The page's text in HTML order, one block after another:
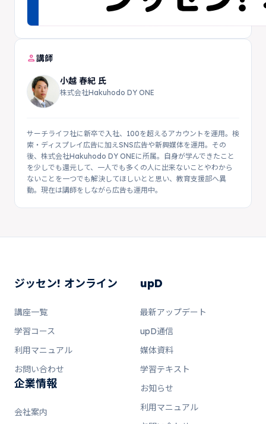
person講師
小越 春紀 氏
株式会社Hakuhodo DY ONE
サーチライフ社に新卒で入社、100を超えるアカウントを運用。検
索・ディスプレイ広告に加えSNS広告や新興媒体を運用。その
後、株式会社Hakuhodo DY ONEに所属。自身が学んできたこと
を少しでも還元して、一人でも多くの人に出来ないことやわから
ないことを一つでも解決してほしいとと思い、教育支援部へ異
動。現在は講師をしながら広告も運用中。
ジッセン! オンライン
講座一覧
学習コース
利用マニュアル
お問い合わせ
企業情報
会社案内
upD
最新アップデート
upD通信
媒体資料
学習テキスト
お知らせ
利用マニュアル